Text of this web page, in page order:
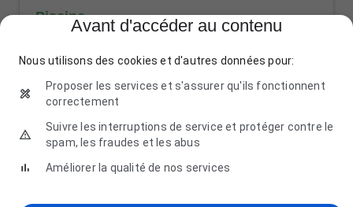
Piscine
03 86 84 21 48
Avant d'accéder au contenu
Nous utilisons des cookies et d'autres données pour:
Proposer les services et s'assurer qu'ils fonctionnent
correctement
Suivre les interruptions de service et protéger contre le
spam, les fraudes et les abus
Améliorer la qualité de nos services